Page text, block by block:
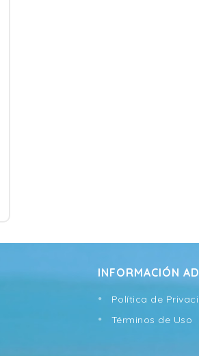
INFORMACIÓN
Política de
Términos de Uso